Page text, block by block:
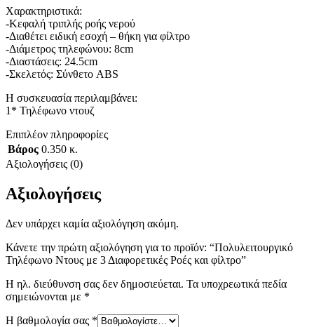
Χαρακτηριστικά:
-Κεφαλή τριπλής ροής νερού
-Διαθέτει ειδική εσοχή – θήκη για φίλτρο
-Διάμετρος τηλεφώνου: 8cm
-Διαστάσεις: 24.5cm
-Σκελετός: Σύνθετο ABS
Η συσκευασία περιλαμβάνει:
1* Τηλέφωνο ντουζ
Επιπλέον πληροφορίες
Βάρος 0.350 κ.
Αξιολογήσεις (0)
Αξιολογήσεις
Δεν υπάρχει καμία αξιολόγηση ακόμη.
Κάνετε την πρώτη αξιολόγηση για το προϊόν: “Πολυλειτουργικό
Τηλέφωνο Ντους με 3 Διαφορετικές Ροές και φίλτρο”
Η ηλ. διεύθυνση σας δεν δημοσιεύεται. Τα υποχρεωτικά πεδία
σημειώνονται με *
Η βαθμολογία σας *